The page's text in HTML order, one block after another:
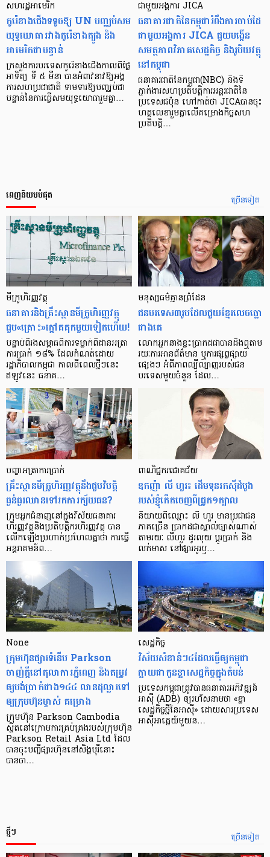
សហរដ្ឋអាមេរិក
កូរ៉េខាងជើងទទូចឱ្យ UN បញ្ឈប់សម
យុទ្ធយោធារវាងកូរ៉េខាងត្បូង និង
អាមេរិកជាបន្ទាន់
ក្រសួងការបរទេសកូរ៉េខាងជើងកាលពីថ្ងៃ
អាទិត្យ ទី ៥ មីនា បានអំពាវនាវឱ្យអង្គ
ការសហប្រជាជាតិ ទាមទារឱ្យបញ្ឈប់ជា
បន្ទាន់នៃការធ្វើសមយុទ្ធយោធារួមគ្នា…
ជាមួយអង្គការ JICA
ធនាគារជាតិនៃកម្ពុជារំពឹងការចាប់ដៃ
ជាមួយអង្គការ JICA ជួយបង្កើន
សមត្ថភាពវិភាគសេដ្ឋកិច្ច និងរូបិយវត្ថុ
នៅកម្ពុជា
ធនាគារជាតិនៃកម្ពុជា(NBC) និងទី
ភ្នាក់ងារសហប្រតិបត្តិការអន្តរជាតិនៃ
ប្រទេសជប៉ុន ហៅកាត់ថា JICAបានចុះ
ហត្ថលេខារួមគ្នាលើគម្រោងកិច្ចសហ
ប្រតិបត្តិ…
ច្រើនទៀត
ពេញនិយមបំផុត
មីក្រូ​ហិរញ្ញវត្ថុ
ធនាគារ​និង​គ្រឹះស្ថាន​មីក្រូ​ហិរញ្ញវត្ថុ​
ជួប«គ្រោះ»ក្តៅ​គគុក​មួយ​ទៀត​ហើយ!
បន្ទាប់​ពី​រង​សម្ពាធ​​ពី​ការ​ទម្លាក់​ពិដាន​អត្រា​
ការ​ប្រាក់ ១៨​% ដែល​កំណត់​ដោយ​
រដ្ឋាភិបាល​កម្ពុជា កាល​ពី​ពេល​ថ្មីៗ​នេះ
ឥឡូវ​នេះ ធនាគ…
មនុស្ស​ធម៌​គ្មាន​ព្រំដែន
ជន​បរទេស​៣​រូប​ដែល​ជួយ​ខ្មែរ​លេច​ធ្លោ​
ជាង​គេ
លោកអ្នក​នាង​ខ្លះ​ប្រាកដ​ជា​បាន​​ដឹង​ឮ​តាម​
រយៈ​ការ​អាន​ព័ត៌មាន ឬ​ការ​ផ្សព្វផ្សាយ​
ផ្សេងៗ អំពី​ភាព​ល្បីល្បាញ​របស់​ជន​
បរទេស​មួយ​ចំនួន ដែល…
បញ្ហា​អត្រា​ការប្រាក់
គ្រឹះស្ថាន​មីក្រូ​ហិរញ្ញវត្ថុ​នឹង​ជួប​វិបត្តិ​
ធ្ងន់ធ្ងរ​ឈាន​ទៅ​រក​ការ​ក្ស័យធន?
ក្រុម​អ្នក​ជំនាញ​នៅ​ក្នុង​វិស័យ​ធនាគារ
ហិរញ្ញវត្ថុ​និង​ប្រតិបត្តិករ​ហិរញ្ញ​វត្ថុ បាន​​
លើក​ឡើង​ប្រហាក់​ប្រហែល​គ្នា​ថា ការ​ធ្វើ​
អន្តរាគមន៍​ព…
ពាណិជ្ជករជោគជ័យ
ឧកញ៉ា លី ហួរ៖ ដើមទុនរកស៊ីដំបូង
របស់ខ្ញុំកើតចេញពីជ្រូក១ក្បាល
និយាយ​ពី​ឈ្មោះ លី ហួរ មាន​ប្រជាជន​
ភាគ​ច្រើន ប្រាកដ​ជា​ស្គាល់​ច្បាស់​ណាស់
តាមរយៈ លីហួរ ដូរ​លុយ ប្តូរ​បា្រក់ និង​
លក់​មាស នៅ​ផ្សារ​អូរ​ឫ…
None
ក្រុមហ៊ុនផ្សារទំនើប Parkson
ចាញ់ក្ដីនៅតុលាការភ្នំពេញ និងតម្រូវ
ឲ្យបង់ប្រាក់ជាង១៤៤ លានដុល្លារទៅ
ឲ្យក្រុមហ៊ុនម្ចាស់ គម្រោង
ក្រុមហ៊ុន Parkson Cambodia
ស្ថិតនៅក្រោមការគ្រប់គ្រងរបស់ក្រុមហ៊ុន
Parkson Retail Asia Ltd ដែល
បានចុះបញ្ចីផ្សារហ៊ុននៅសិង្ហបុរីនោះ
បានចា…
សេដ្ឋកិច្ច​
វិស័យ​សំខាន់ៗ​៤​ដែល​ធ្វើ​ឲ្យ​កម្ពុជា​
ក្លាយ​ជា​កូន​ខ្លា​សេដ្ឋកិច្ច​ក្នុង​តំបន់
ប្រទេស​កម្ពុជា​ត្រូវ​បាន​ធនាគារ​អភិវឌ្ឍន៍​
អាស៊ី (ADB) ឲ្យ​រហ័ស​នាមថា «ខ្លា​
សេដ្ឋកិច្ច​ថ្មី​នៃ​អាស៊ី» ដោយសារ​ប្រទេស​
អាស៊ី​អាគ្នេយ៍​មួយ​ន…
ច្រើនទៀត
ថ្មីៗ